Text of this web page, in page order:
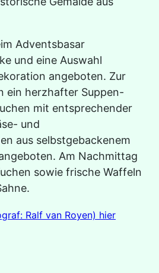
Adventsbasar
und eine Auswahl
angeboten. Zur
ein herzhafter Suppen-
mit entsprechender
und
aus selbstgebackenem
Am Nachmittag
sowie frische Waffeln
Ralf van Royen) hier